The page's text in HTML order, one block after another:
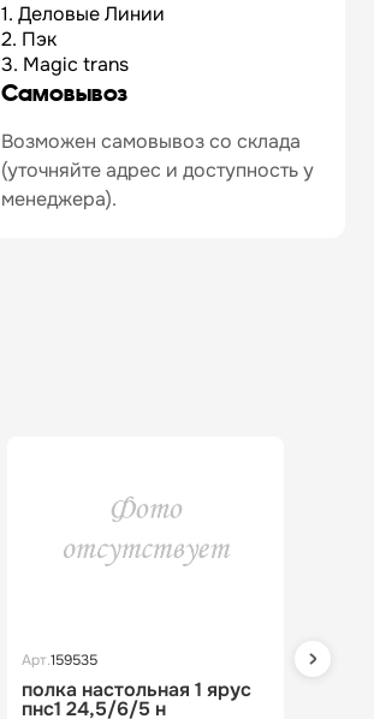
1. Деловые Линии
2. Пэк
3. Magic trans
Самовывоз
Возможен самовывоз со склада
(уточняйте адрес и доступность у
менеджера).
Арт.159535
полка настольная 1 ярус
пнс1 24,5/6/5 н
Арт.